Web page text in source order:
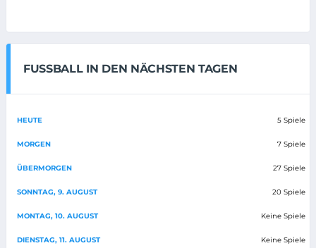
FUSSBALL IN DEN NÄCHSTEN TAGEN
HEUTE 5 Spiele
MORGEN 7 Spiele
ÜBERMORGEN 27 Spiele
SONNTAG, 9. AUGUST 20 Spiele
MONTAG, 10. AUGUST Keine Spiele
DIENSTAG, 11. AUGUST Keine Spiele